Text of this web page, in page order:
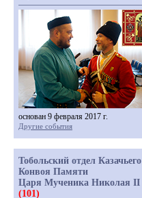
основан 9 февраля 2017 г.
Другие события
Тобольский отдел Казачьего
Конвоя Памяти
Царя Мученика Николая II
(101)